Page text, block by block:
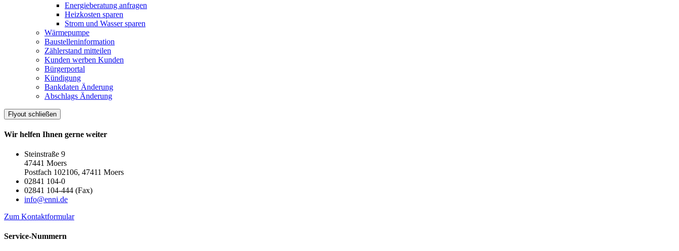
Energieberatung anfragen
Heizkosten sparen
Strom und Wasser sparen
Wärmepumpe
Baustelleninformation
Zählerstand mitteilen
Kunden werben Kunden
Bürgerportal
Kündigung
Bankdaten Änderung
Abschlags Änderung
Flyout schließen
Wir helfen Ihnen gerne weiter
Steinstraße 9
47441 Moers
Postfach 102106, 47411 Moers
02841 104-0
02841 104-444 (Fax)
info@enni.de
Zum Kontaktformular
Service-Nummern